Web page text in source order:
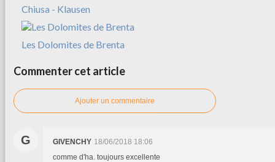
Chiusa - Klausen
Les Dolomites de Brenta
Commenter cet article
Ajouter un commentaire
G GIVENCHY 18/06/2018 18:06
comme d'ha. toujours excellente